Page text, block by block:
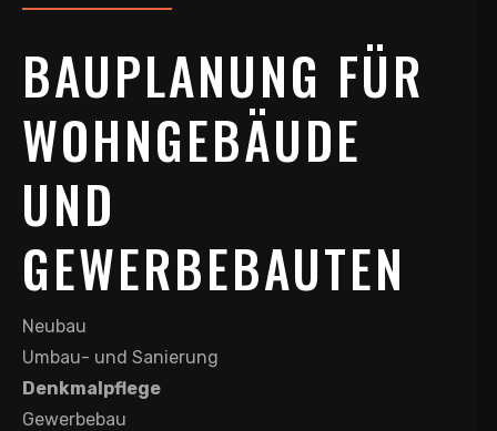
BAUPLANUNG FÜR
WOHNGEBÄUDE
UND
GEWERBEBAUTEN
Neubau
Umbau- und Sanierung
Denkmalpflege
Gewerbebau